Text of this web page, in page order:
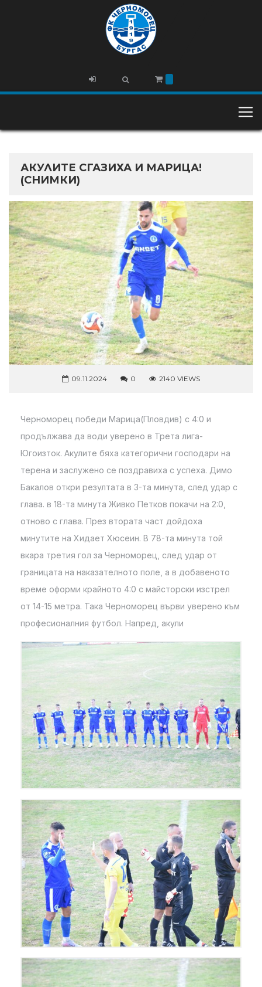
АКУЛИТЕ СГАЗИХА И МАРИЦА!
(СНИМКИ)
09.11.2024 0 2140 VIEWS
Черноморец победи Марица(Пловдив) с 4:0 и
продължава да води уверено в Трета лига-
Югоизток. Акулите бяха категорични господари на
терена и заслужено се поздравиха с успеха. Димо
Бакалов откри резултата в 3-та минута, след удар с
глава. в 18-та минута Живко Петков покачи на 2:0,
отново с глава. През втората част дойдоха
минутите на Хидает Хюсеин. В 78-та минута той
вкара третия гол за Черноморец, след удар от
границата на наказателното поле, а в добавеното
време оформи крайното 4:0 с майсторски изстрел
от 14-15 метра. Така Черноморец върви уверено към
професионалния футбол. Напред, акули